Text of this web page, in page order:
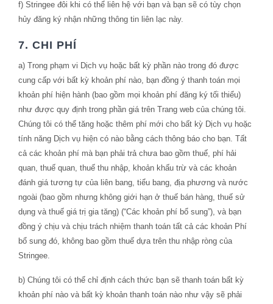
f) Stringee đôi khi có thể liên hệ với bạn và bạn sẽ có tùy chọn
hủy đăng ký nhận những thông tin liên lạc này.
7. CHI PHÍ
a) Trong phạm vi Dịch vụ hoặc bất kỳ phần nào trong đó được
cung cấp với bất kỳ khoản phí nào, bạn đồng ý thanh toán mọi
khoản phí hiện hành (bao gồm mọi khoản phí đăng ký tối thiểu)
như được quy định trong phần giá trên Trang web của chúng tôi.
Chúng tôi có thể tăng hoặc thêm phí mới cho bất kỳ Dịch vụ hoặc
tính năng Dịch vụ hiện có nào bằng cách thông báo cho bạn. Tất
cả các khoản phí mà bạn phải trả chưa bao gồm thuế, phí hải
quan, thuế quan, thuế thu nhập, khoản khấu trừ và các khoản
đánh giá tương tự của liên bang, tiểu bang, địa phương và nước
ngoài (bao gồm nhưng không giới hạn ở thuế bán hàng, thuế sử
dụng và thuế giá trị gia tăng) (“Các khoản phí bổ sung”), và bạn
đồng ý chịu và chịu trách nhiệm thanh toán tất cả các khoản Phí
bổ sung đó, không bao gồm thuế dựa trên thu nhập ròng của
Stringee.
b) Chúng tôi có thể chỉ định cách thức bạn sẽ thanh toán bất kỳ
khoản phí nào và bất kỳ khoản thanh toán nào như vậy sẽ phải